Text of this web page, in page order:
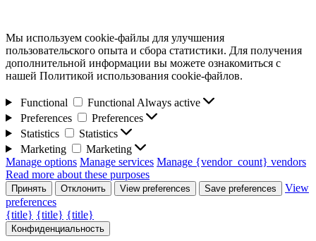
Мы используем cookie-файлы для улучшения
пользовательского опыта и сбора статистики. Для получения
дополнительной информации вы можете ознакомиться с
нашей Политикой использования cookie-файлов.
Functional Functional Always active
Preferences
Preferences
Statistics
Statistics
Marketing
Marketing
Manage options Manage services Manage {vendor_count} vendors
Read more about these purposes
Принять Отклонить View preferences Save preferences
View
preferences
{title} {title} {title}
Конфиденциальность